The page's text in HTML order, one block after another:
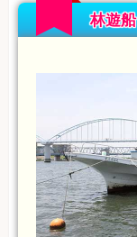
林遊船